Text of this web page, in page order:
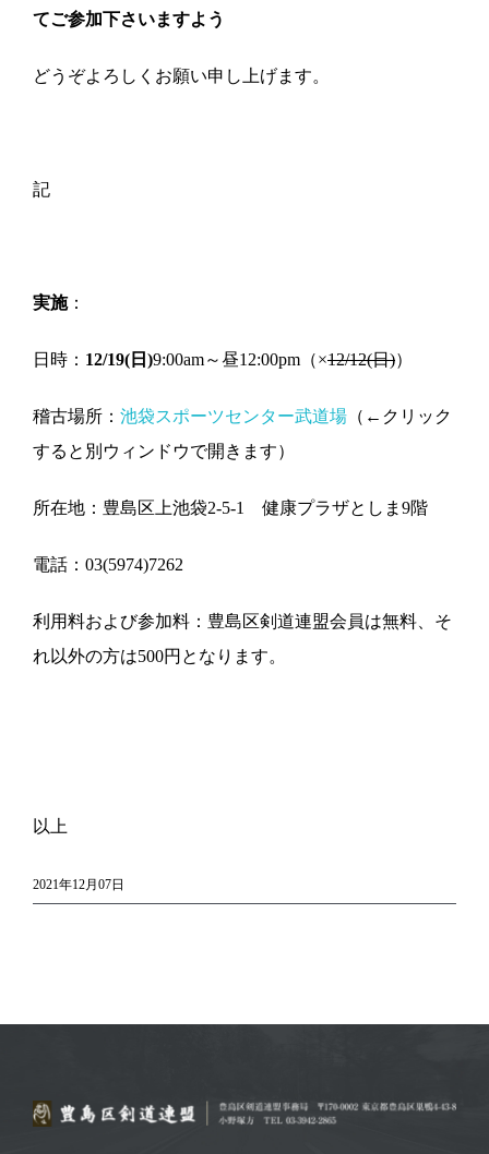
てご参加下さいますよう
どうぞよろしくお願い申し上げます。
記
実施：
日時： 12/19(日)9:00am～昼12:00pm（×12/12(日)）
稽古場所： 池袋スポーツセンター武道場 （←クリック
すると別ウィンドウで開きます）
所在地：豊島区上池袋2-5-1 健康プラザとしま9階
電話：03(5974)7262
利用料および参加料：豊島区剣道連盟会員は無料、そ
れ以外の方は500円となります。
以上
2021年12月07日